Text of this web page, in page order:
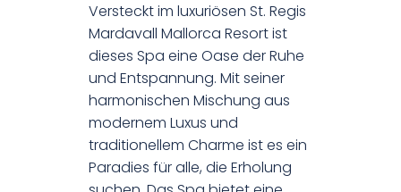
Versteckt im luxuriösen St. Regis
Mardavall Mallorca Resort ist
dieses Spa eine Oase der Ruhe
und Entspannung. Mit seiner
harmonischen Mischung aus
modernem Luxus und
traditionellem Charme ist es ein
Paradies für alle, die Erholung